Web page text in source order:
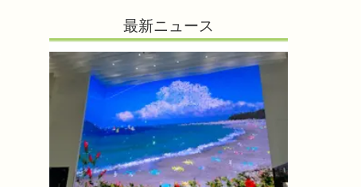
最新ニュース